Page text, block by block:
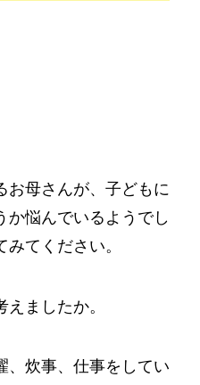
お母さんが、子どもに
か悩んでいるようでし
てください。
ましたか。
、炊事、仕事をしてい